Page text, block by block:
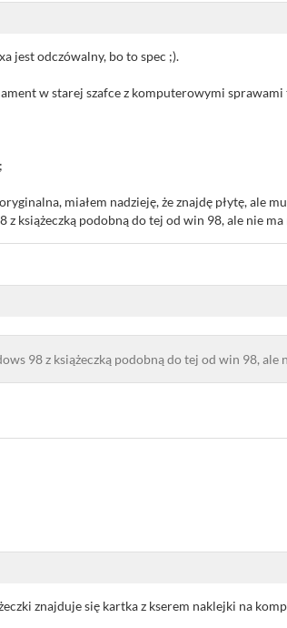
jest odczówalny, bo to spec ;).
w starej szafce z komputerowymi sprawami
miałem nadzieję, że znajdę płytę, ale
książeczką podobną do tej od win 98, ale nie ma
98 z książeczką podobną do tej od win 98, ale
znajduje się kartka z kserem naklejki na